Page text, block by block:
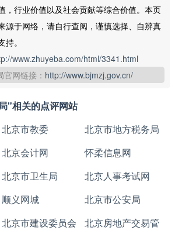
，行业价值以及社会贡献等综合价值。本页
源于网络，请自行查阅，谨慎选择、自辨真
。
www.zhuyeba.com/html/3341.html
网链接： http://www.bjmzj.gov.cn/
"相关的点评网站
北京市教委
北京市地方税务局
北京会计网
怀柔信息网
北京市卫生局
北京人事考试网
顺义网城
北京市公安局
北京市建设委员会
北京房地产交易管